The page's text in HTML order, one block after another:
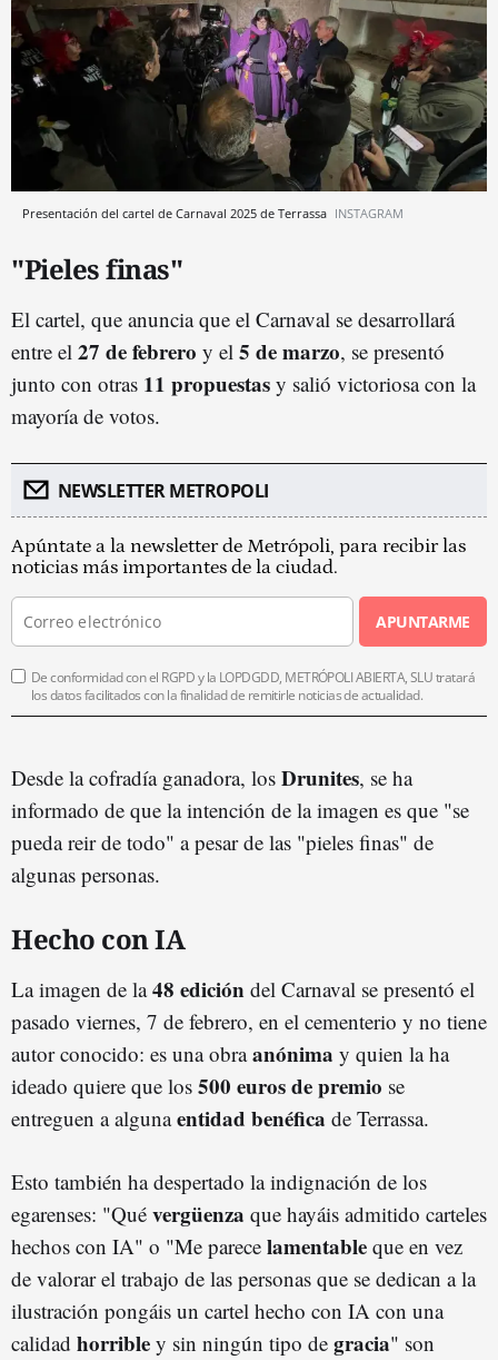
Presentación del cartel de Carnaval 2025 de Terrassa INSTAGRAM
"Pieles finas"
El cartel, que anuncia que el Carnaval se desarrollará
entre el 27 de febrero y el 5 de marzo, se presentó
junto con otras 11 propuestas y salió victoriosa con la
mayoría de votos.
NEWSLETTER METROPOLI
Apúntate a la newsletter de Metrópoli, para recibir las
noticias más importantes de la ciudad.
APUNTARME
De conformidad con el RGPD y la LOPDGDD, METRÓPOLI ABIERTA, SLU tratará
los datos facilitados con la finalidad de remitirle noticias de actualidad.
Desde la cofradía ganadora, los Drunites, se ha
informado de que la intención de la imagen es que "se
pueda reir de todo" a pesar de las "pieles finas" de
algunas personas.
Hecho con IA
La imagen de la48 edición del Carnaval se presentó el
pasado viernes, 7 de febrero, en el cementerio y no tiene
autor conocido: es una obraanónima y quien la ha
ideado quiere que los 500 euros de premio se
entreguen a algunaentidad benéfica de Terrassa.
Esto también ha despertado la indignación de los
egarenses: "Qué vergüenza que hayáis admitido carteles
hechos con IA" o "Me parece lamentable que en vez
de valorar el trabajo de las personas que se dedican a la
ilustración pongáis un cartel hecho con IA con una
calidad horrible y sin ningún tipo de gracia" son